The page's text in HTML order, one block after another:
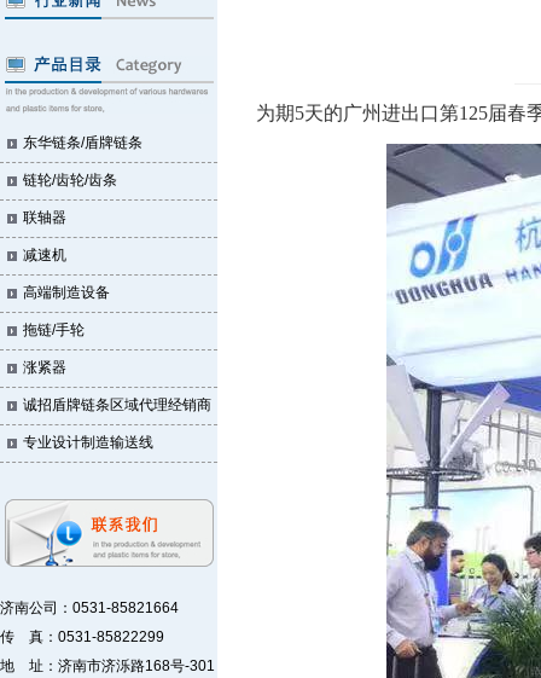
东华链条/盾牌链条
链轮/齿轮/齿条
联轴器
减速机
高端制造设备
拖链/手轮
涨紧器
诚招盾牌链条区域代理经销商
专业设计制造输送线
济南公司：0531-85821664
传 真：0531-85822299
地 址：济南市济泺路168号-301
为期5天的广州进出口第1 25届春